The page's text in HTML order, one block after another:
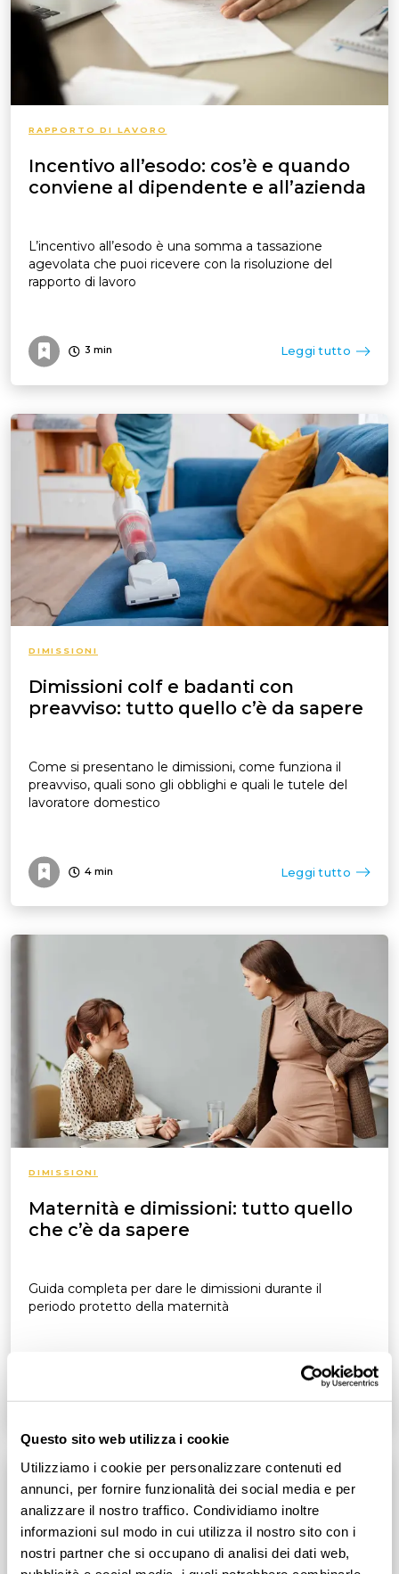
Questo sito web utilizza i cookie
Utilizziamo i cookie per personalizzare contenuti ed
annunci, per fornire funzionalità dei social media e per
analizzare il nostro traffico. Condividiamo inoltre
informazioni sul modo in cui utilizza il nostro sito con i
nostri partner che si occupano di analisi dei dati web,
RAPPORTO DI LAVORO
Incentivo all’esodo: cos’è e quando
conviene al dipendente e all’azienda
L’incentivo all’esodo è una somma a tassazione
agevolata che puoi ricevere con la risoluzione del
rapporto di lavoro
3 min Leggi tutto
DIMISSIONI
Dimissioni colf e badanti con
preavviso: tutto quello c’è da sapere
Come si presentano le dimissioni, come funziona il
preavviso, quali sono gli obblighi e quali le tutele del
lavoratore domestico
4 min Leggi tutto
DIMISSIONI
Maternità e dimissioni: tutto quello
che c’è da sapere
Guida completa per dare le dimissioni durante il
periodo protetto della maternità